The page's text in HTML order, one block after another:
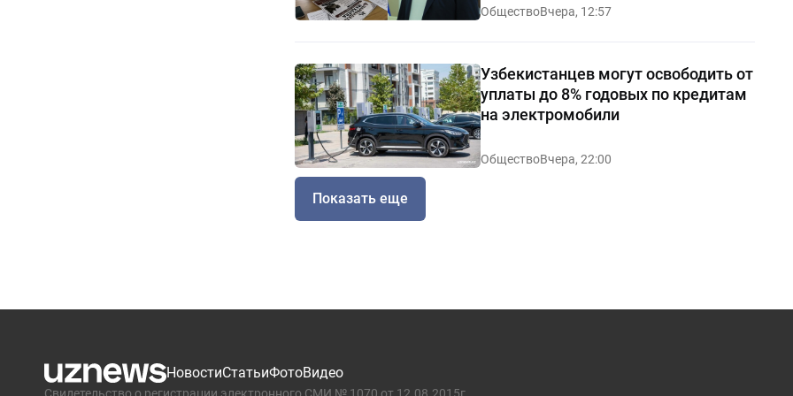
ОбществоВчера, 12:57
Узбекистанцев могут освободить от
уплаты до 8% годовых по кредитам
на электромобили
ОбществоВчера, 22:00
Показать еще
НовостиСтатьиФотоВидео